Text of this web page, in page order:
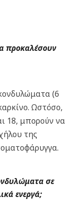
προκαλέσουν
(6
Ωστόσο,
18, μπορούν να
της
σε
ενεργά;